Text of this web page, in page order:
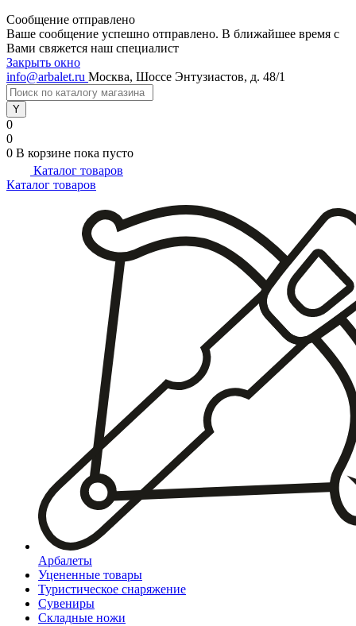
Сообщение отправлено
Ваше сообщение успешно отправлено. В ближайшее время с
Вами свяжется наш специалист
Закрыть окно
info@arbalet.ru Москва, Шоссе Энтузиастов, д. 48/1
0
0
0 В корзине пока пусто
Каталог товаров
Каталог товаров
Арбалеты
Уцененные товары
Туристическое снаряжение
Сувениры
Складные ножи